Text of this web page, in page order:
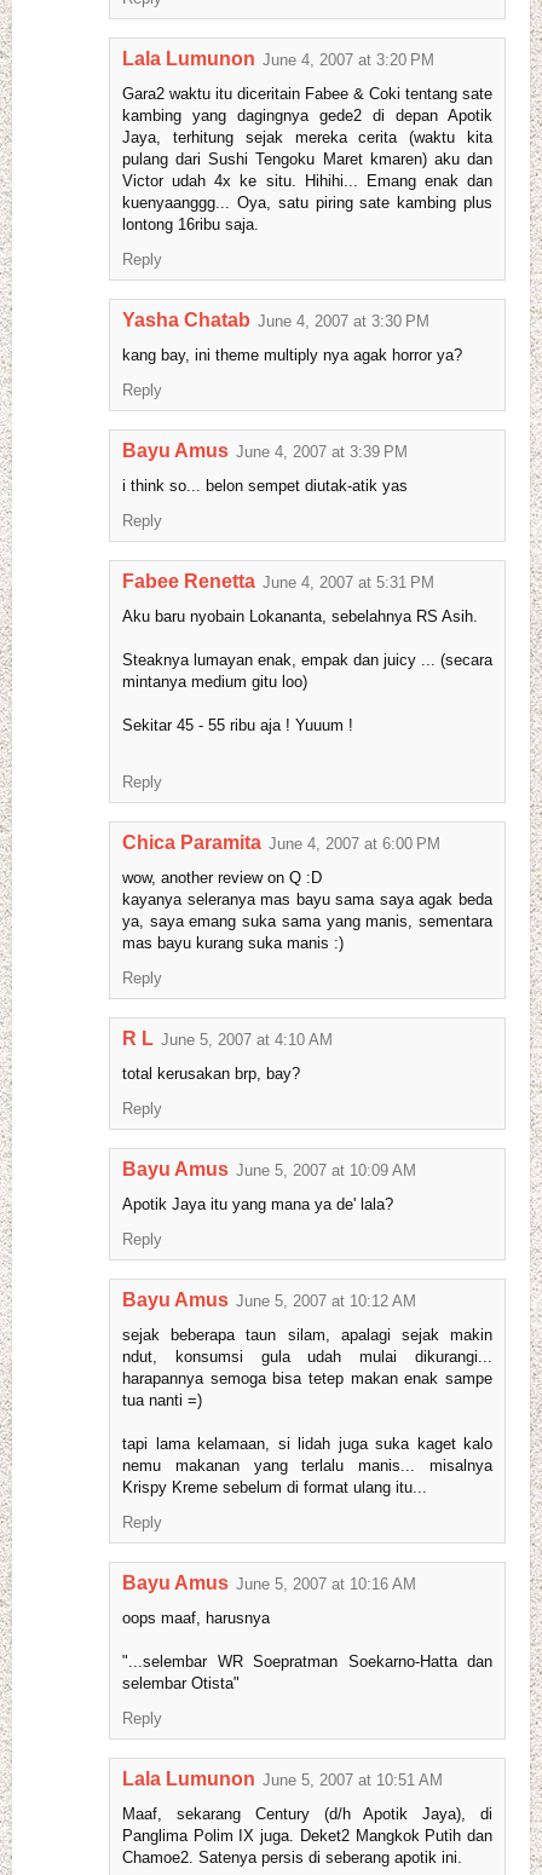
Lala Lumunon June 4, 2007 at 3:20 PM
Gara2 waktu itu diceritain Fabee & Coki tentang sate
kambing yang dagingnya gede2 di depan Apotik
Jaya, terhitung sejak mereka cerita (waktu kita
pulang dari Sushi Tengoku Maret kmaren) aku dan
Victor udah 4x ke situ. Hihihi... Emang enak dan
kuenyaanggg... Oya, satu piring sate kambing plus
lontong 16ribu saja.
Reply
Yasha Chatab June 4, 2007 at 3:30 PM
kang bay, ini theme multiply nya agak horror ya?
Reply
Bayu Amus June 4, 2007 at 3:39 PM
i think so... belon sempet diutak-atik yas
Reply
Fabee Renetta June 4, 2007 at 5:31 PM
Aku baru nyobain Lokananta, sebelahnya RS Asih.
Steaknya lumayan enak, empak dan juicy ... (secara
mintanya medium gitu loo)
Sekitar 45 - 55 ribu aja ! Yuuum !
Reply
Chica Paramita June 4, 2007 at 6:00 PM
wow, another review on Q :D
kayanya seleranya mas bayu sama saya agak beda
ya, saya emang suka sama yang manis, sementara
mas bayu kurang suka manis :)
Reply
R L June 5, 2007 at 4:10 AM
total kerusakan brp, bay?
Reply
Bayu Amus June 5, 2007 at 10:09 AM
Apotik Jaya itu yang mana ya de' lala?
Reply
Bayu Amus June 5, 2007 at 10:12 AM
sejak beberapa taun silam, apalagi sejak makin
ndut, konsumsi gula udah mulai dikurangi...
harapannya semoga bisa tetep makan enak sampe
tua nanti =)
tapi lama kelamaan, si lidah juga suka kaget kalo
nemu makanan yang terlalu manis... misalnya
Krispy Kreme sebelum di format ulang itu...
Reply
Bayu Amus June 5, 2007 at 10:16 AM
oops maaf, harusnya
"...selembar WR Soepratman Soekarno-Hatta dan
selembar Otista"
Reply
Lala Lumunon June 5, 2007 at 10:51 AM
Maaf, sekarang Century (d/h Apotik Jaya), di
Panglima Polim IX juga. Deket2 Mangkok Putih dan
Chamoe2. Satenya persis di seberang apotik ini.